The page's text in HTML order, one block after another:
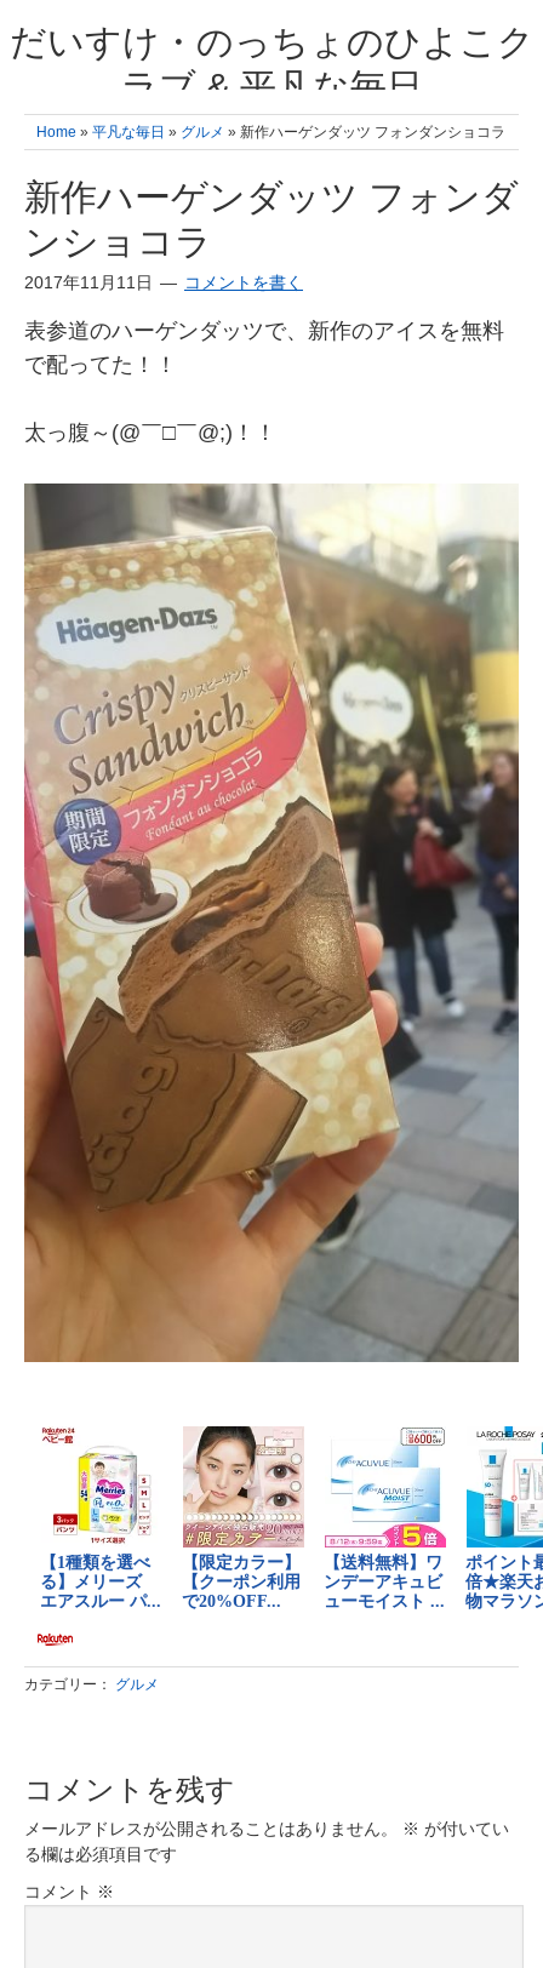
だいすけ・のっちょのひよこク
ラブ & 平凡な毎日
我が家の3人のひよこ成長日記と雑記 何十年後かに、大きくなったひよ
こ達とこの成長記を読み返すことを夢見て。& 3児ママの平凡日記 日々
Home » 平凡な毎日 » グルメ » 新作ハーゲンダッツ フォンダンショコラ
新作ハーゲンダッツ フォンダ
ンショコラ
2017年11月11日 コメントを書く
表参道のハーゲンダッツで、新作のアイスを無料
で配ってた！！
太っ腹～(@￣□￣@;)！！
カテゴリー： グルメ
コメントを残す
メールアドレスが公開されることはありません。 ※ が付いてい
る欄は必須項目です
コメント ※